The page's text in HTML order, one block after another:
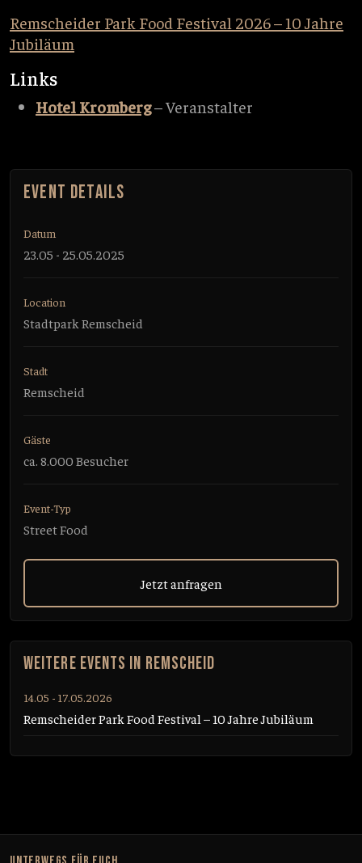
Remscheider Park Food Festival 2026 – 10 Jahre
Jubiläum
Links
Hotel Kromberg– Veranstalter
EVENT DETAILS
Datum
23.05 - 25.05.2025
Location
Stadtpark Remscheid
Stadt
Remscheid
Gäste
ca. 8.000 Besucher
Event-Typ
Street Food
Jetzt anfragen
WEITERE EVENTS IN REMSCHEID
14.05 - 17.05.2026
Remscheider Park Food Festival – 10 Jahre Jubiläum